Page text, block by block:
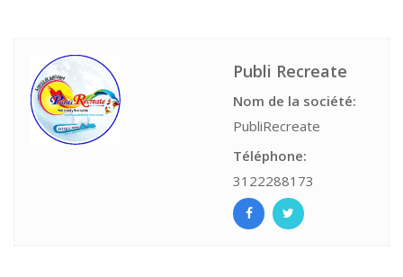
Publi Recreate
Nom de la société:
PubliRecreate
Téléphone:
3122288173